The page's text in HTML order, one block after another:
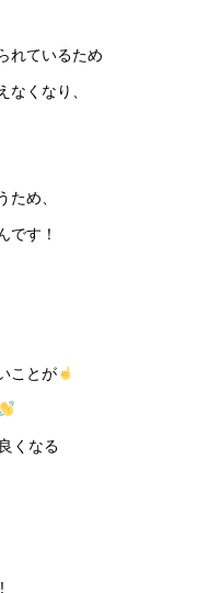
れているため
くなり、
ため、
です！
ことが
くなる